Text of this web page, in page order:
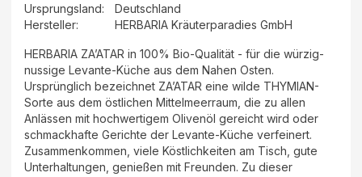
Ursprungsland:
Deutschland
Hersteller: HERBARIA Kräuterparadies GmbH
HERBARIA ZA’ATAR in 100% Bio-Qualität - für die würzig-
nussige Levante-Küche aus dem Nahen Osten.
Ursprünglich bezeichnet ZA’ATAR eine wilde THYMIAN-
Sorte aus dem östlichen Mittelmeerraum, die zu allen
Anlässen mit hochwertigem Olivenöl gereicht wird oder
schmackhafte Gerichte der Levante-Küche verfeinert.
Zusammenkommen, viele Köstlichkeiten am Tisch, gute
Unterhaltungen, genießen mit Freunden. Zu dieser